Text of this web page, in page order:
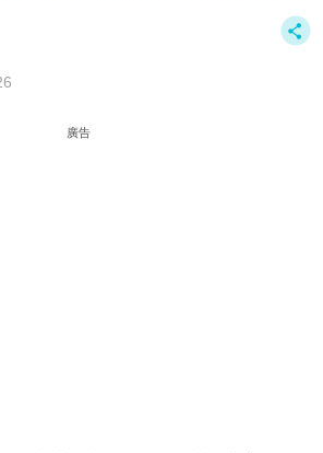
廣告